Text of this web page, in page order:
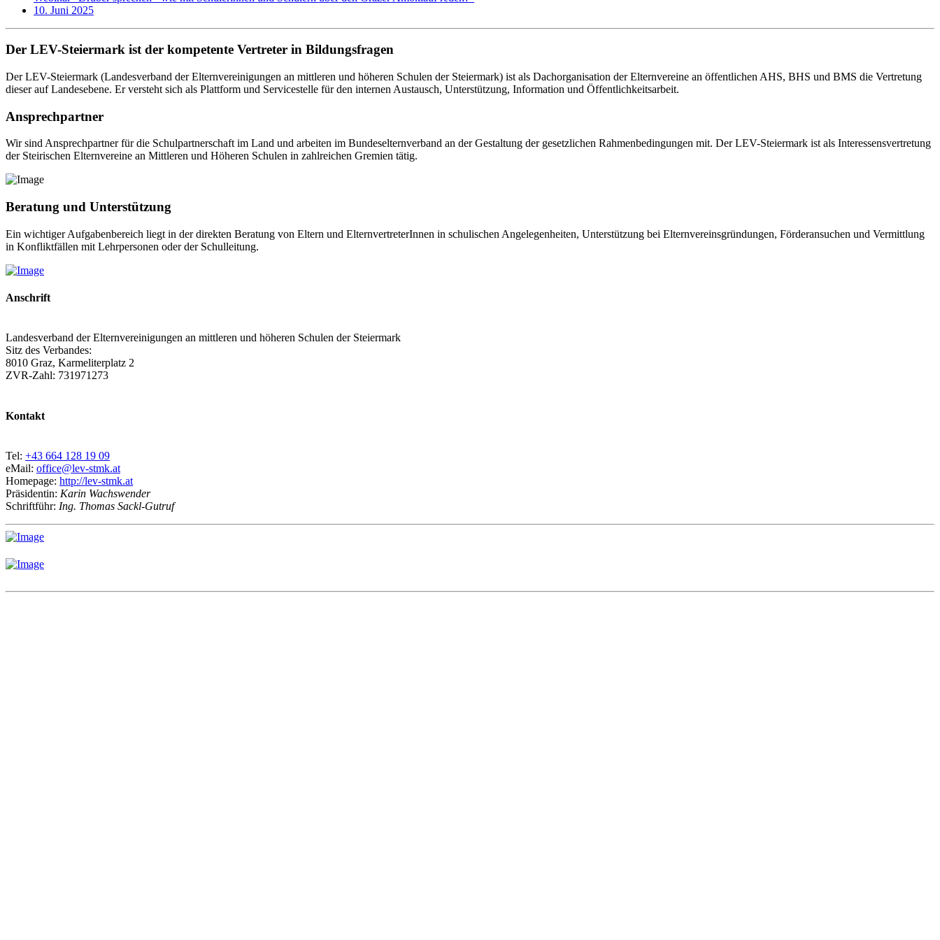
10. Juni 2025
Der LEV-Steiermark ist der kompetente Vertreter in Bildungsfragen
Der LEV-Steiermark (Landesverband der Elternvereinigungen an mittleren und höheren Schulen der Steiermark) ist als Dachorganisation der Elternvereine an öffentlichen AHS, BHS und BMS die Vertretung
dieser auf Landesebene. Er versteht sich als Plattform und Servicestelle für den internen Austausch, Unterstützung, Information und Öffentlichkeitsarbeit.
Ansprechpartner
Wir sind Ansprechpartner für die Schulpartnerschaft im Land und arbeiten im Bundeselternverband an der Gestaltung der gesetzlichen Rahmenbedingungen mit. Der LEV-Steiermark ist als Interessensvertretung
der Steirischen Elternvereine an Mittleren und Höheren Schulen in zahlreichen Gremien tätig.
Beratung und Unterstützung
Ein wichtiger Aufgabenbereich liegt in der direkten Beratung von Eltern und ElternvertreterInnen in schulischen Angelegenheiten, Unterstützung bei Elternvereinsgründungen, Förderansuchen und Vermittlung
in Konfliktfällen mit Lehrpersonen oder der Schulleitung.
Anschrift
Landesverband der Elternvereinigungen an mittleren und höheren Schulen der Steiermark
Sitz des Verbandes:
8010 Graz, Karmeliterplatz 2
ZVR-Zahl: 731971273
Kontakt
Tel: +43 664 128 19 09
eMail: office@lev-stmk.at
Homepage: http://lev-stmk.at
Präsidentin: Karin Wachswender
Schriftführ: Ing. Thomas Sackl-Gutruf